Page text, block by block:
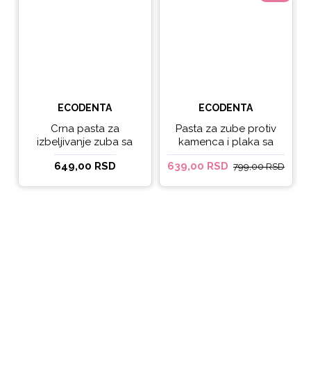
ECODENTA
Crna pasta za
izbeljivanje zuba sa
ukusom narandže
Ecodenta 100 ml
649,00 RSD
ECODENTA
Pasta za zube protiv
kamenca i plaka sa
kokosovim uljem
Ecodenta ORGANIC
639,00 RSD 799,00 RSD